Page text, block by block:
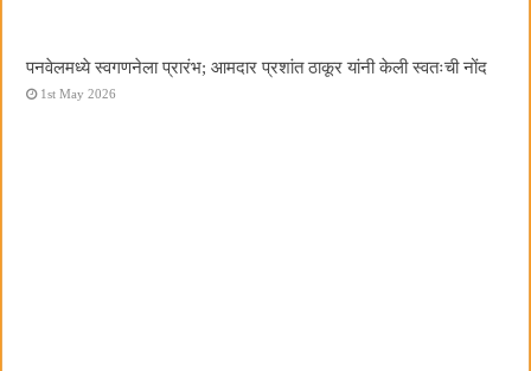
पनवेलमध्ये स्वगणनेला प्रारंभ; आमदार प्रशांत ठाकूर यांनी केली स्वतःची नोंद
1st May 2026